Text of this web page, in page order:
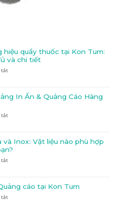
hiệu quầy thuốc tại Kon Tum:
và chi tiết
tắt
bảng
Kon
Tum:
Hướng
và
In Ấn & Quảng Cáo Hàng
tắt
Nền
Tảng
In
Cáo
Hàng
và Inox: Vật liệu nào phù hợp
tắt
Alu,
Mica
cáo tại Kon Tum
tắt